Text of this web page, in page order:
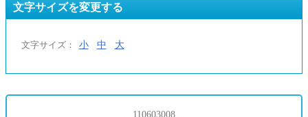
文字サイズを変更する
文字サイズ： 小 中 大